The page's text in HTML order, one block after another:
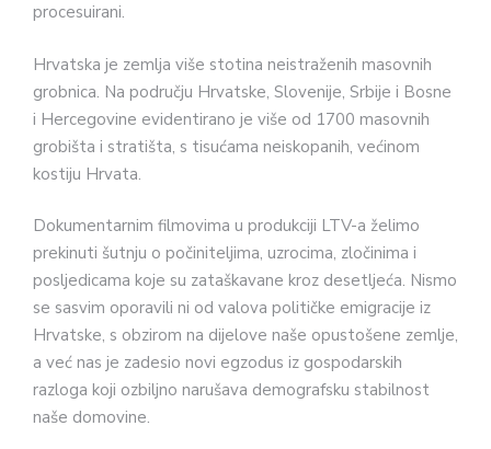
procesuirani.
Hrvatska je zemlja više stotina neistraženih masovnih
grobnica. Na području Hrvatske, Slovenije, Srbije i Bosne
i Hercegovine evidentirano je više od 1700 masovnih
grobišta i stratišta, s tisućama neiskopanih, većinom
kostiju Hrvata.
Dokumentarnim filmovima u produkciji LTV-a želimo
prekinuti šutnju o počiniteljima, uzrocima, zločinima i
posljedicama koje su zataškavane kroz desetljeća. Nismo
se sasvim oporavili ni od valova političke emigracije iz
Hrvatske, s obzirom na dijelove naše opustošene zemlje,
a već nas je zadesio novi egzodus iz gospodarskih
razloga koji ozbiljno narušava demografsku stabilnost
naše domovine.